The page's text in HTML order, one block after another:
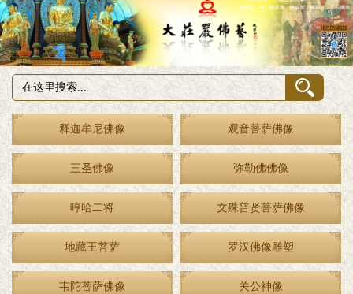
释迦牟尼佛像 观音菩萨佛像
三圣佛像 弥勒佛佛像
哼哈二将 文殊普贤菩萨佛像
地藏王菩萨 罗汉佛像雕塑
韦陀菩萨佛像 关公神像